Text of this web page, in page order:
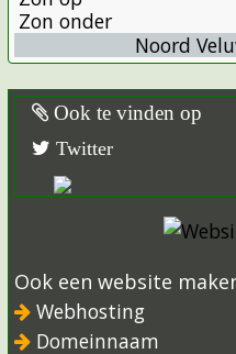
Zon onder
Noord
Ook te vinden op
Twitter
Ook een website
Webhosting
Domeinnaam